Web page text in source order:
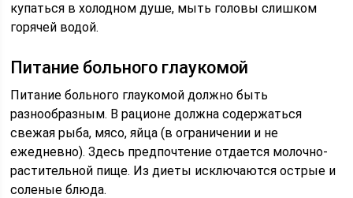
купаться в холодном душе, мыть головы слишком
горячей водой.
Питание больного глаукомой
Питание больного глаукомой должно быть
разнообразным. В рационе должна содержаться
свежая рыба, мясо, яйца (в ограничении и не
ежедневно). Здесь предпочтение отдается молочно-
растительной пище. Из диеты исключаются острые и
соленые блюда.